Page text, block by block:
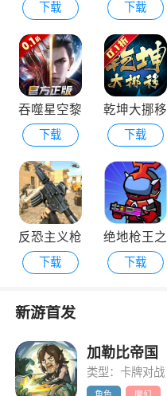
下载
2游戏
下载
吞噬星空黎
明游戏
下载
乾坤大挪移
2026最新版
下载
反恐主义枪
战射击
下载
绝地枪王之
战
下载
新游首发
加勒比帝国
类型：卡牌对战
角色 魔幻